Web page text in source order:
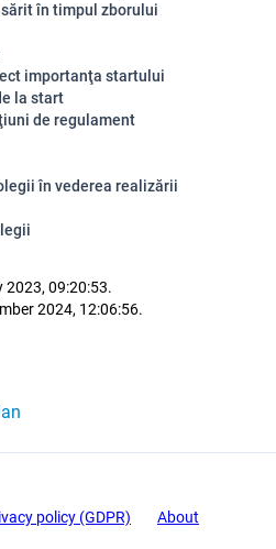
în timpul zborului
importanţa startului
la start
de regulament
în vederea realizării
2023, 09:20:53.
2024, 12:06:56.
policy (GDPR) About